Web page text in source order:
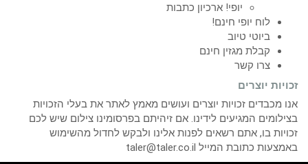
יופי! ארכיון כתבות
לוח יופי חינם!
ביוטי טיוב
קבלת מגזין חינם
צרו קשר
זכויות יוצרים
אנו מכבדים זכויות יוצרים ועושים מאמץ לאתר את בעלי הזכויות
בצילומים המגיעים לידינו. אם זיהיתם בפרסומינו צילום שיש לכם
זכויות בו, אתם רשאים לפנות אלינו ולבקש לחדול מהשימוש
באמצעות כתובת המייל taler@taler.co.il